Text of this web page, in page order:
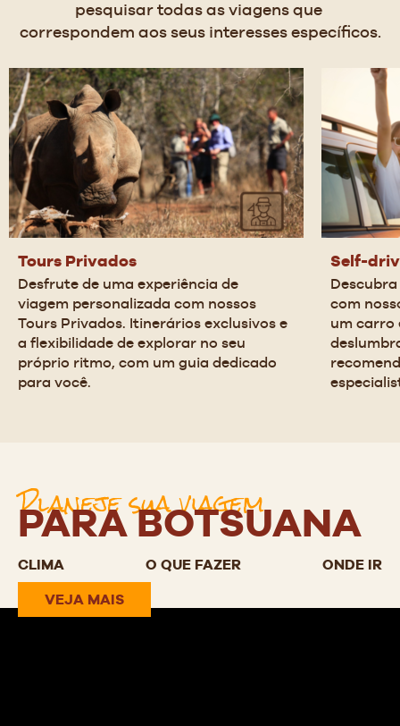
pesquisar todas as viagens que
correspondem aos seus interesses específicos.
Tours Privados
Desfrute de uma experiência de
viagem personalizada com nossos
Tours Privados. Itinerários exclusivos e
a flexibilidade de explorar no seu
próprio ritmo, com um guia dedicado
para você.
Self-
com
um carro
Planeje sua viagem
PARA BOTSUANA
CLIMA O QUE FAZER ONDE IR
VEJA MAIS